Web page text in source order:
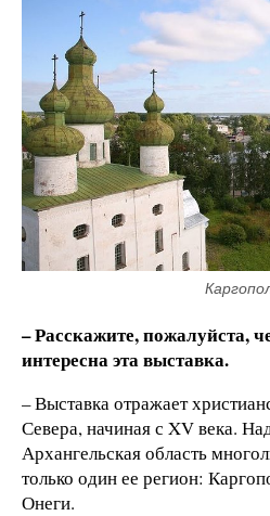
– Расскажите, пожалуйста,
интересна эта выставка.
– Выставка отражает
Севера, начиная с XV века.
Архангельская область
только один ее регион:
Онеги.